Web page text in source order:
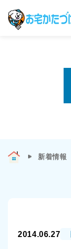
新着情報
2014.06.27